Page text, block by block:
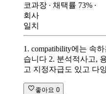
코과장 ∙ 채택률 73% ∙
회사
일치
1. compatibility에는 속
습니다 2. 분석적사고,
고 지정자급도 있고 다
좋아요 0